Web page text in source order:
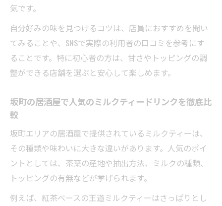
気です。
自分好みの味を見つけるコツは、店員におすすめを聞い
てみることや、SNSで実際の利用者の口コミを参考にす
ることです。特に初心者の方は、甘さやトッピングの調
整ができる店舗を選ぶと安心して楽しめます。
坂町の居酒屋で人気のミルクティードリンクを徹底比
較
坂町エリアの居酒屋で提供されているミルクティーは、
その種類や味わいに大きな違いがあります。人気のポイ
ントとしては、茶葉の産地や抽出方法、ミルクの種類、
トッピングの有無などが挙げられます。
例えば、紅茶ベースの王道ミルクティーはさっぱりとし